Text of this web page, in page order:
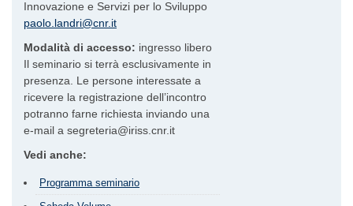
Innovazione e Servizi per lo Sviluppo
paolo.landri@cnr.it
Modalità di accesso: ingresso libero
Il seminario si terrà esclusivamente in
presenza. Le persone interessate a
ricevere la registrazione dell’incontro
potranno farne richiesta inviando una
e-mail a segreteria@iriss.cnr.it
Vedi anche:
Programma seminario